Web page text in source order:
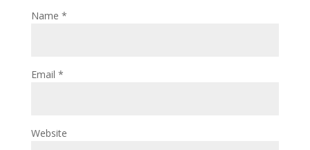
Name *
Email *
Website